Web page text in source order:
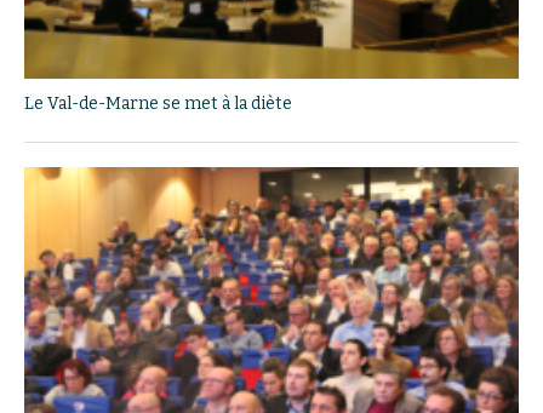
Le Val-de-Marne se met à la diète